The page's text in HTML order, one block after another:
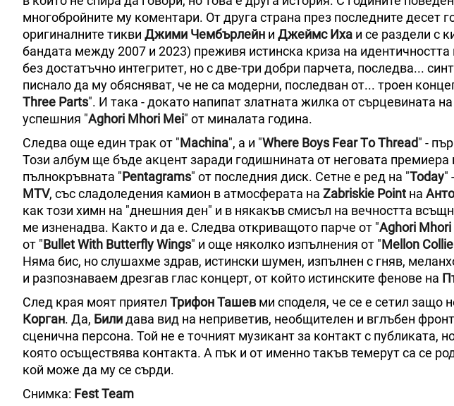
многобройните му коментари. От друга страна през последните десет
оригиналните тикви Джими Чембърлейн и Джеймс Иха и се раздели с
бандата между 2007 и 2023) преживя истинска криза на
без достатъчно интегритет, но с две-три добри парчета, последва...
писнало да му обясняват, че не са модерни, последван от... троен
Three Parts". И така - докато напипат златната жилка от сърцевината
успешния "Aghori Mhori Mei" от миналата година.
Следва още един трак от "Machinа", а и "Where Boys Fear Тo Thread" -
Този албум ще бъде акцент заради годишнината от неговата
пълнокръвната "Pentagrams" от последния диск. Сетне е ред на "Today"
MTV, със сладоледения камион в атмосферата на Zabriskie Point на
как този химн на "днешния ден" и в някакъв смисъл на вечността
ме изненадва. Както и да е. Следва откриващото парче от "Aghori
от "Bullet With Butterfly Wings" и още няколко изпълнения от "Mellon Collie
Няма бис, но слушахме здрав, истински шумен, изпълнен с гняв,
и разпознаваем дрезгав глас концерт, от който истинските фенове на
След края моят приятел Трифон Ташев ми споделя, че се е сетил защо
Корган. Да, Билидава вид на неприветив, необщителен и вглъбен
сценична персона. Той не е точният музикант за контакт с публиката,
която осъществява контакта. А пък и от именно такъв темерут са се
кой може да му се сърди.
Снимка: Fest Team